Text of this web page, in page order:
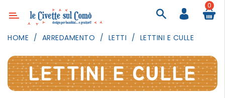
Categoria
ILLUMINAZIONE
TESSILI
0
HOME ARREDAMENTO LETTI LETTINI E CULLE
LETTINI E CULLE